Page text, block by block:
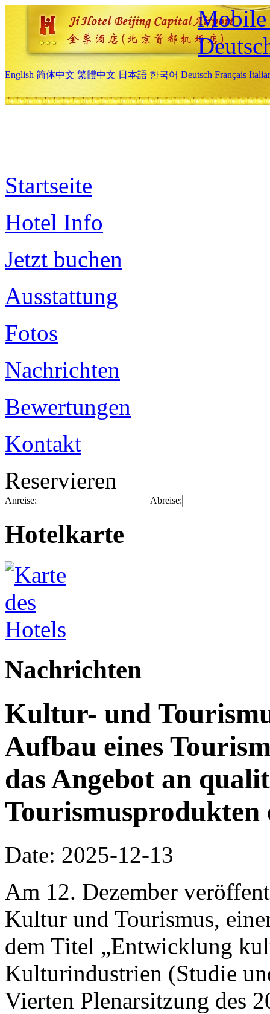
Mobile
English 简体中文 繁體中文 日本語 한국어 Deutsch Français
Startseite
Hotel Info
Jetzt buchen
Ausstattung
Fotos
Nachrichten
Bewertungen
Kontakt
Reservieren
Anreise: Abreise:
Hotelkarte
Nachrichten
Kultur- und
Aufbau eines
das Angebot an
Tourismusprodukten
Date: 2025-12-13
Am 12. Dezember
Kultur und Tourismus,
dem Titel „Entwicklung
Kulturindustrien (Studie
Vierten Plenarsitzung des